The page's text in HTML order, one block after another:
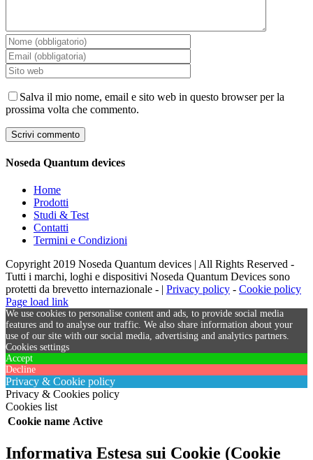
Salva il mio nome, email e sito web in questo browser per la
prossima volta che commento.
Noseda Quantum devices
Home
Prodotti
Studi & Test
Contatti
Termini e Condizioni
Copyright 2019 Noseda Quantum devices | All Rights Reserved -
Tutti i marchi, loghi e dispositivi Noseda Quantum Devices sono
protetti da brevetto internazionale - | Privacy policy - Cookie policy
Page load link
We use cookies to personalise content and ads, to provide social media
features and to analyse our traffic. We also share information about your
use of our site with our social media, advertising and analytics partners.
Cookies settings
Accept
Decline
Privacy & Cookie policy
Privacy & Cookies policy
Cookies list
Cookie name Active
Informativa Estesa sui Cookie (Cookie